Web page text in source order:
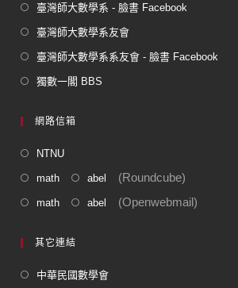
臺灣師大數學系 - 臉書 Facebook
臺灣師大數學系友會
臺灣師大數學系系友會 - 臉書 Facebook
獨數一閣 BBS
網路信箱
NTNU
math abel (Roundcube)
math abel (Openwebmail)
其它連結
中華民國數學會